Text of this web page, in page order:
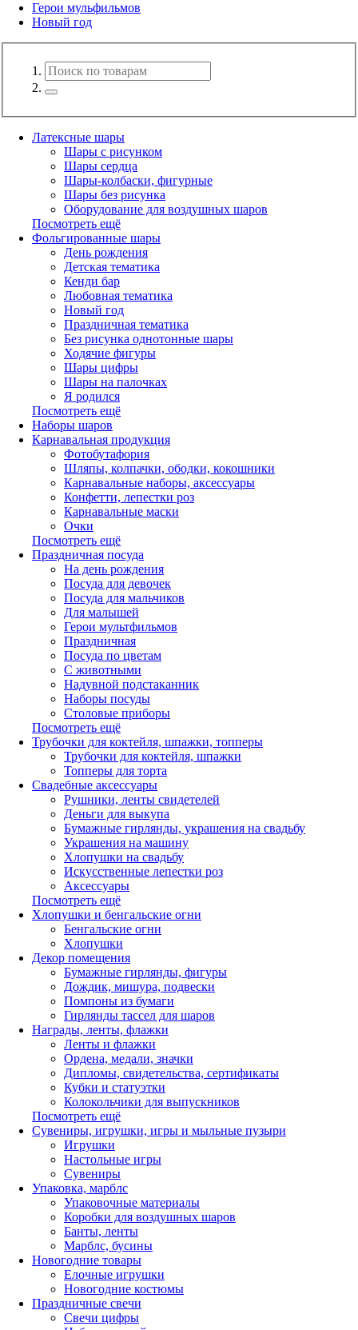
Герои мульфильмов
Новый год
Латексные шары
Шары с рисунком
Шары сердца
Шары-колбаски, фигурные
Шары без рисунка
Оборудование для воздушных шаров
Посмотреть ещё
Фольгированные шары
День рождения
Детская тематика
Кенди бар
Любовная тематика
Новый год
Праздничная тематика
Без рисунка однотонные шары
Ходячие фигуры
Шары цифры
Шары на палочках
Я родился
Посмотреть ещё
Наборы шаров
Карнавальная продукция
Фотобутафория
Шляпы, колпачки, ободки, кокошники
Карнавальные наборы, аксессуары
Конфетти, лепестки роз
Карнавальные маски
Очки
Посмотреть ещё
Праздничная посуда
На день рождения
Посуда для девочек
Посуда для мальчиков
Для малышей
Герои мультфильмов
Праздничная
Посуда по цветам
С животными
Надувной подстаканник
Наборы посуды
Столовые приборы
Посмотреть ещё
Трубочки для коктейля, шпажки, топперы
Трубочки для коктейля, шпажки
Топперы для торта
Свадебные аксессуары
Рушники, ленты свидетелей
Деньги для выкупа
Бумажные гирлянды, украшения на свадьбу
Украшения на машину
Хлопушки на свадьбу
Искусственные лепестки роз
Аксессуары
Посмотреть ещё
Хлопушки и бенгальские огни
Бенгальские огни
Хлопушки
Декор помещения
Бумажные гирлянды, фигуры
Дождик, мишура, подвески
Помпоны из бумаги
Гирлянды тассел для шаров
Награды, ленты, флажки
Ленты и флажки
Ордена, медали, значки
Дипломы, свидетельства, сертификаты
Кубки и статуэтки
Колокольчики для выпускников
Посмотреть ещё
Сувениры, игрушки, игры и мыльные пузыри
Игрушки
Настольные игры
Сувениры
Упаковка, марблс
Упаковочные материалы
Коробки для воздушных шаров
Банты, ленты
Марблс, бусины
Новогодние товары
Елочные игрушки
Новогодние костюмы
Праздничные свечи
Свечи цифры